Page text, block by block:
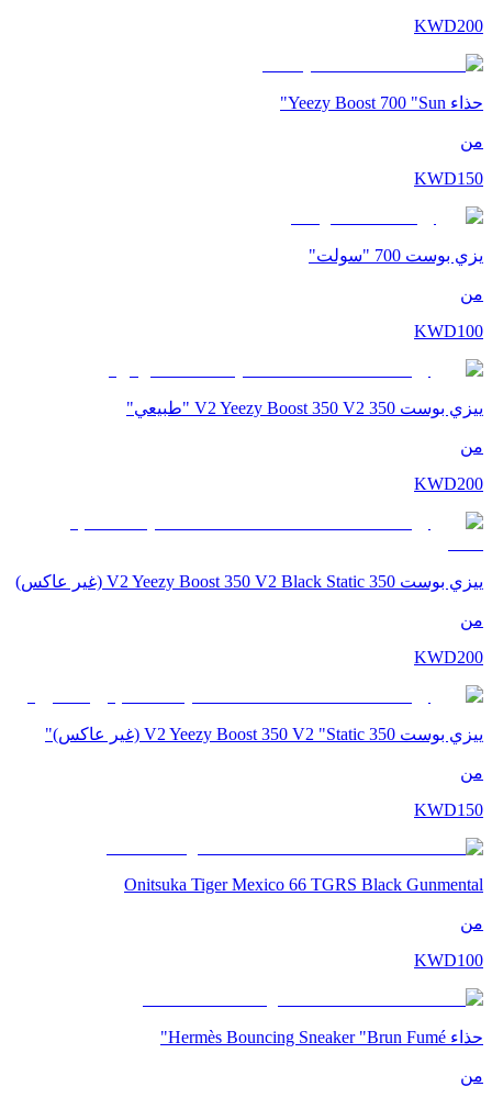
KWD200
حذاء Yeezy Boost 700 "Sun"
من
KWD150
يزي بوست 700 "سولت"
من
KWD100
ييزي بوست 350 V2 Yeezy Boost 350 V2 "طبيعي"
من
KWD200
ييزي بوست 350 V2 Yeezy Boost 350 V2 Black Static (غير عاكس)
من
KWD200
ييزي بوست 350 V2 Yeezy Boost 350 V2 "Static (غير عاكس)"
من
KWD150
Onitsuka Tiger Mexico 66 TGRS Black Gunmental
من
KWD100
حذاء Hermès Bouncing Sneaker "Brun Fumé"
من